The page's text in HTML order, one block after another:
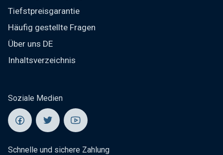
Tiefstpreisgarantie
Häufig gestellte Fragen
Über uns DE
Inhaltsverzeichnis
Soziale Medien
Schnelle und sichere Zahlung